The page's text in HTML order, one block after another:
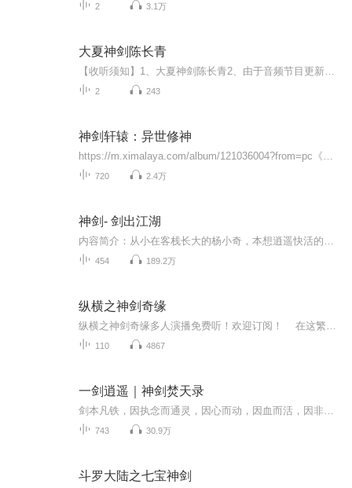
2 3.1万
大夏神剑陈长青
2 243
神剑轩辕：异世修神
720 2.4万
神剑- 剑出江湖
454 189.2万
纵横之神剑奇缘
110 4867
一剑逍遥｜神剑焚天录
743 30.9万
斗罗大陆之七宝神剑